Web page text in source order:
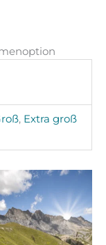
, Extra groß